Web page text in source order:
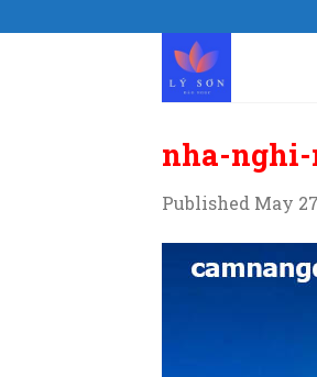
to
nha-
Published May